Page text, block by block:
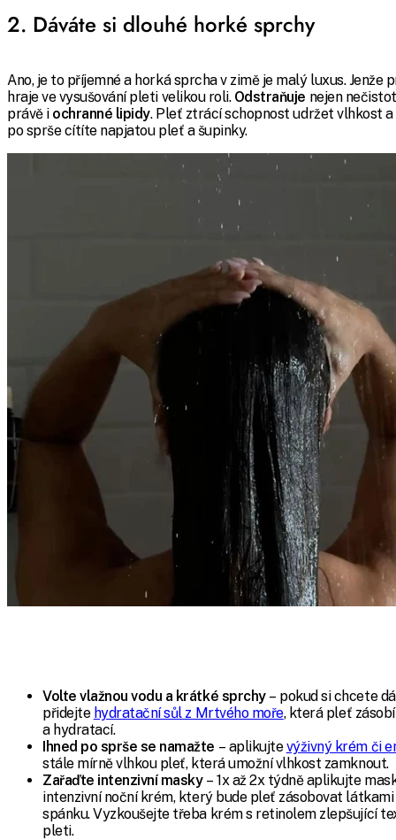
2. Dáváte si dlouhé horké sprchy
Ano, je to příjemné a horká sprcha v zimě je malý luxus. Jenže
hraje ve vysušování pleti velikou roli. Odstraňuje nejen
právě i ochranné lipidy. Pleť ztrácí schopnost udržet vlhkost
po sprše cítíte napjatou pleť a šupinky.
Volte vlažnou vodu a krátké sprchy– pokud si chcete
přidejte hydratační sůl z Mrtvého moře, která pleť
a hydratací.
Ihned po sprše se namažte – aplikujtevýživný krém či
stále mírně vlhkou pleť, která umožní vlhkost zamknout.
Zařaďte intenzivní masky– 1x až 2x týdně aplikujte
intenzivní noční krém, který bude pleť zásobovat
spánku. Vyzkoušejte třeba krém s retinolem zlepšující
pleti.